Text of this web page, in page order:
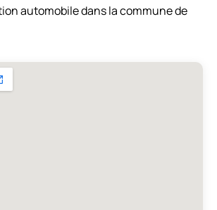
automobile dans la commune de